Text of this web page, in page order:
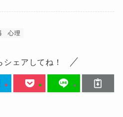
心理
シェアしてね！